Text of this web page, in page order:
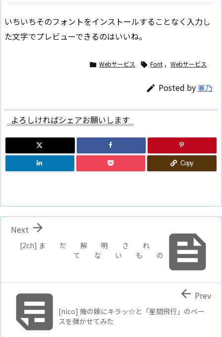
いちいちそのフォントをインストールすることなく入力し
た文字でプレビューできるのはいいね。
 Webサービス  Font , Webサービス
 Posted by兼乃
よろしければシェアお願いします
Copy

[2ch] ま だ 解 明 さ れ
て な い も の

Next
[nico] 俺の嫁にキラッ☆と「星間飛行」のベー
スを弾かせてみた
 Prev